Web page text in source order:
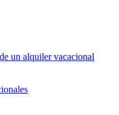
un alquiler vacacional